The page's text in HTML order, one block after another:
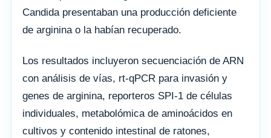
Candida presentaban una producción deficiente
de arginina o la habían recuperado.
Los resultados incluyeron secuenciación de ARN
con análisis de vías, rt-qPCR para invasión y
genes de arginina, reporteros SPI-1 de células
individuales, metabolómica de aminoácidos en
cultivos y contenido intestinal de ratones,